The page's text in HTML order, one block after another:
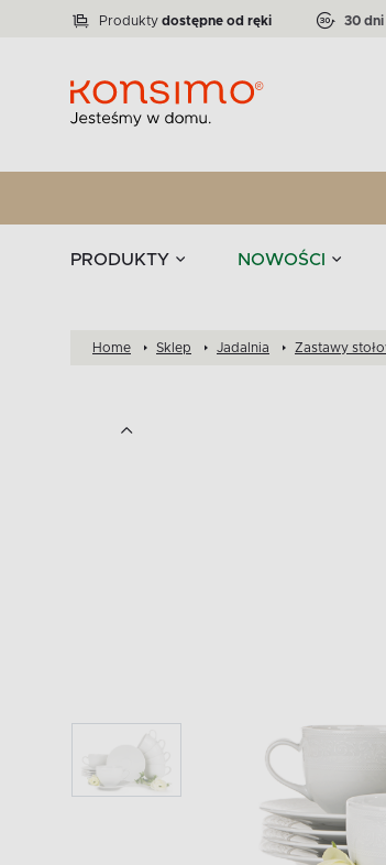
Produkty dostępne od ręki 30 dni
PRODUKTY NOWOŚCI
Kolekcja narożników RATLO -
VICTO Liczba produktów:71
ELEGANT Liczba produktów:864
Home Sklep Jadalnia Zastawy